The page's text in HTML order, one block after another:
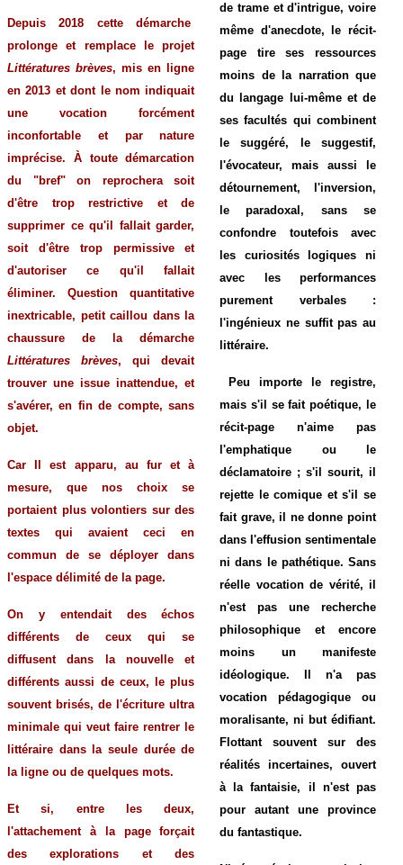
Depuis 2018 cettedémarche
prolonge et remplace le projet
Littératures brèves,mis en ligne
en 2013 et dont le nom indiquait
une vocation forcément
inconfortable et par nature
imprécise. À toute démarcation
du "bref" on reprochera soit
d'être trop restrictive et de
supprimer ce qu'il fallait garder,
soit d'être trop permissive et
d'autoriser ce qu'il fallait
éliminer. Question quantitative
inextricable, petit caillou dans la
chaussure de la démarche
Littératures brèves, qui devait
trouver une issue inattendue, et
s'avérer, en fin de compte, sans
objet.
Car Il est apparu, au fur et à
mesure, que nos choix se
portaient plus volontiers sur des
textes qui avaient ceci en
commun de se déployer dans
l'espace délimité de la page.
On y entendait des échos
différents de ceux qui se
diffusent dans la nouvelle et
différents aussi de ceux, le plus
souvent brisés, de l'écriture ultra
minimale qui veut faire rentrer le
littéraire dans la seule durée de
la ligne ou de quelques mots.
Et si, entre les deux,
l'attachement à la page forçait
des explorations et des
de trame et d'intrigue, voire
même d'anecdote, le récit-
page tire ses ressources
moins de la narration que
du langage lui-même et de
ses facultés qui combinent
le suggéré, le suggestif,
l'évocateur, mais aussi le
détournement, l'inversion,
le paradoxal, sans se
confondre toutefois avec
les curiosités logiques ni
avec les performances
purement verbales :
l'ingénieux ne suffit pas au
littéraire.
Peu importe le registre,
mais s'il se fait poétique, le
récit-page n'aime pas
l'emphatique ou le
déclamatoire ; s'il sourit, il
rejette le comique et s'il se
fait grave, il ne donne point
dans l'effusion sentimentale
ni dans le pathétique. Sans
réelle vocation de vérité, il
n'est pas une recherche
philosophique et encore
moins un manifeste
idéologique. Il n'a pas
vocation pédagogique ou
moralisante, ni but édifiant.
Flottant souvent sur des
réalités incertaines, ouvert
à la fantaisie, il n'est pas
pour autant une province
du fantastique.